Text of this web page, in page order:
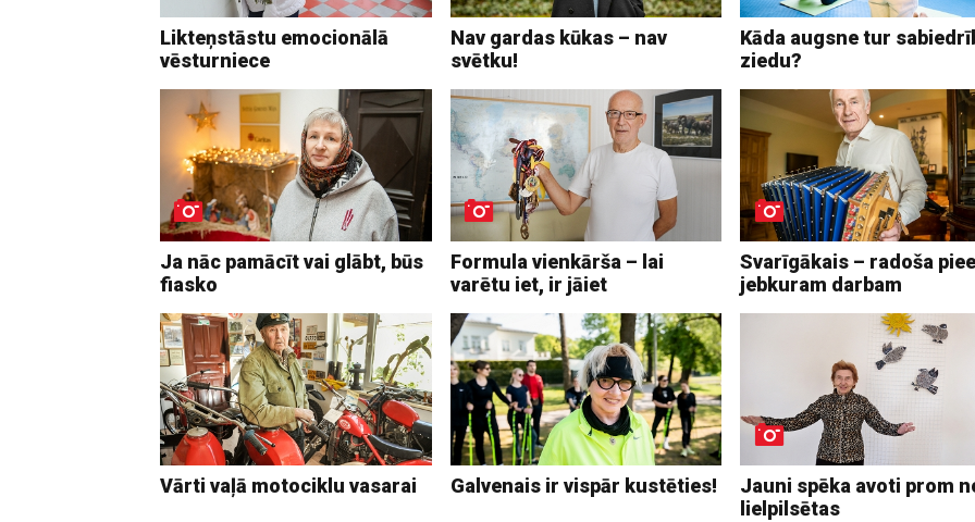
Likteņstāstu emocionālā
vēsturniece
Nav gardas kūkas – nav
svētku!
Kāda augsne tur
ziedu?
Ja nāc pamācīt vai glābt, būs
fiasko
Formula vienkārša – lai
varētu iet, ir jāiet
Svarīgākais – radoša
jebkuram darbam
Vārti vaļā motociklu vasarai Galvenais ir vispār kustēties!
Jauni spēka avoti prom
lielpilsētas